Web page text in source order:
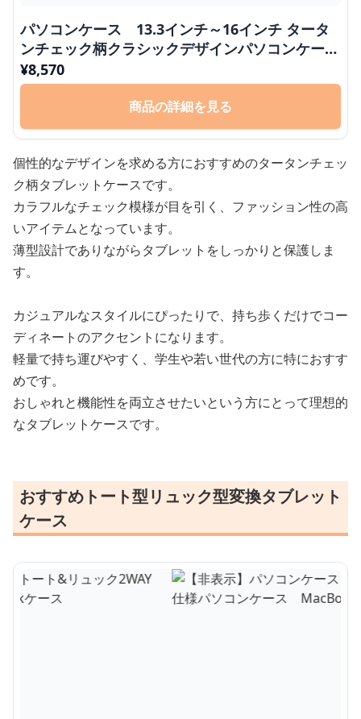
パソコンケース 13.3インチ～16インチ タータ
ンチェック柄クラシックデザインパソコンケース
日常使い 通勤 カジュアル
¥8,570
商品の詳細を見る
個性的なデザインを求める方におすすめのタータンチェッ
ク柄タブレットケースです。
カラフルなチェック模様が目を引く、ファッション性の高
いアイテムとなっています。
薄型設計でありながらタブレットをしっかりと保護しま
す。
カジュアルなスタイルにぴったりで、持ち歩くだけでコー
ディネートのアクセントになります。
軽量で持ち運びやすく、学生や若い世代の方に特におすす
めです。
おしゃれと機能性を両立させたいという方にとって理想的
なタブレットケースです。
おすすめトート型リュック型変換タブレット
ケース